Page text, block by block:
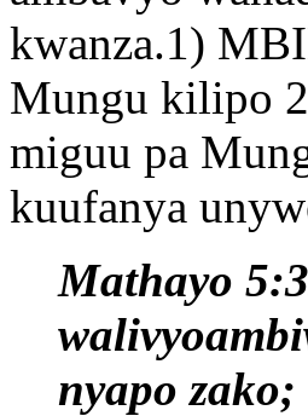
kwanza.1)
Mungu kilipo
miguu pa
kuufanya
Mathayo
nyapo zako;